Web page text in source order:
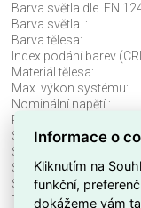
Barva světla dle. EN
Barva světla..:
Barva tělesa:
Index podání barev
Materiál tělesa:
Max. výkon systému:
Nominální napětí.:
Průměr:
Stmívatelné:
Stupeň krytí (IP):
Světelný tok:
Světelný zdroj:
Teplota barvy.:
Informace o
Kliknutím na
funkční,
dokážeme vám